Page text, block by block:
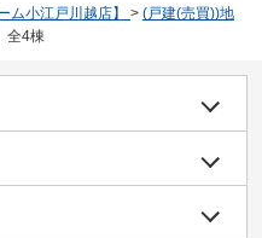
ム小江戸川越店】 > (戸建(売買))地
全4棟